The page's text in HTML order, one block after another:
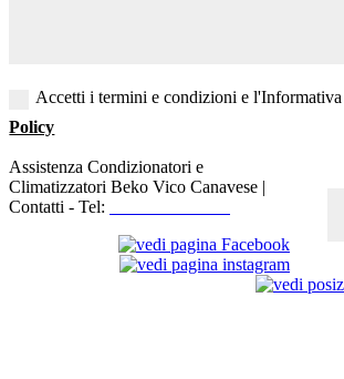
Accetti i termini e condizioni e
Policy
Assistenza Condizionatori e
Climatizzatori Beko Vico Canavese |
Contatti - Tel: